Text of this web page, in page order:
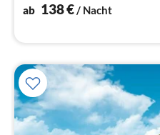
ab 138€/ Nacht